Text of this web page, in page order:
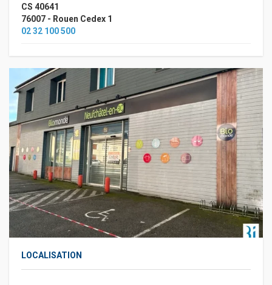
CS 40641
76007 - Rouen Cedex 1
02 32 100 500
LOCALISATION